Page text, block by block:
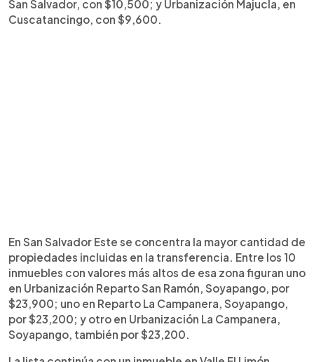
San Salvador, con $10,500; y Urbanización Majucla, en
Cuscatancingo, con $9,600.
En San Salvador Este se concentra la mayor cantidad de
propiedades incluidas en la transferencia. Entre los 10
inmuebles con valores más altos de esa zona figuran uno
en Urbanización Reparto San Ramón, Soyapango, por
$23,900; uno en Reparto La Campanera, Soyapango,
por $23,200; y otro en Urbanización La Campanera,
Soyapango, también por $23,200.